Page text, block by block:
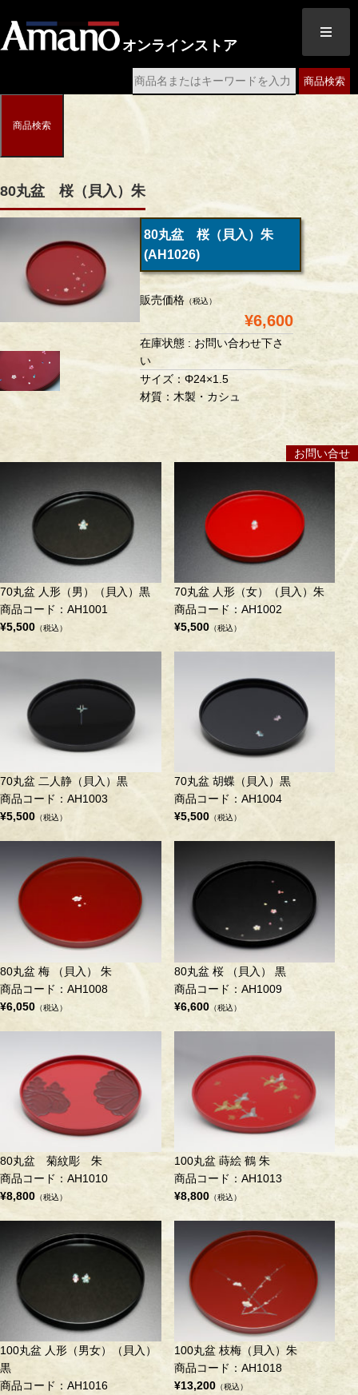
商品検索
オンラインストア
商品検索
80丸盆 桜（貝入）朱
80丸盆 桜（貝入）朱
(AH1026)
販売価格（税込）
¥6,600
在庫状態 : お問い合わせ下さ
い
サイズ：Φ24×1.5
材質：木製・カシュ
お問い合せ
70丸盆 人形（男）（貝入）黒
商品コード：AH1001
¥5,500 （税込）
70丸盆 人形（女）（貝入）朱
商品コード：AH1002
¥5,500（税込）
70丸盆 二人静（貝入）黒
商品コード：AH1003
¥5,500 （税込）
70丸盆 胡蝶（貝入）黒
商品コード：AH1004
¥5,500（税込）
80丸盆 梅 （貝入） 朱
商品コード：AH1008
¥6,050 （税込）
80丸盆 桜 （貝入） 黒
商品コード：AH1009
¥6,600（税込）
80丸盆 菊紋彫 朱
商品コード：AH1010
¥8,800 （税込）
100丸盆 蒔絵 鶴 朱
商品コード：AH1013
¥8,800（税込）
100丸盆 人形（男女）（貝入）
黒
商品コード：AH1016
100丸盆 枝梅（貝入）朱
商品コード：AH1018
¥13,200（税込）